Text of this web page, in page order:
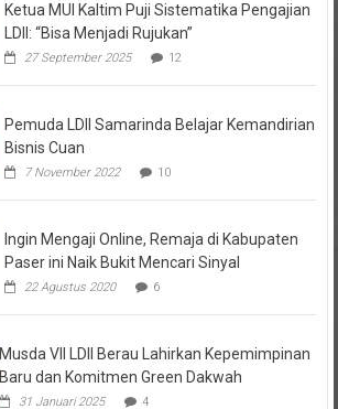
LDII: “Bisa Menjadi Rujukan”
27 September 2025 12
Bisnis Cuan
7 November 2022
Paser ini Naik Bukit Mencari Sinyal
22 Agustus 2020 6
Baru dan Komitmen Green Dakwah
31 Januari 2025 4